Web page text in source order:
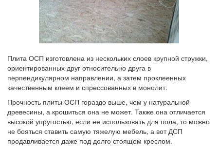
Плита ОСП изготовлена из нескольких слоев крупной стружки,
ориентированных друг относительно друга в
перпендикулярном направлении, а затем проклеенных
качественным клеем и спрессованных в монолит.
Прочность плиты ОСП гораздо выше, чем у натуральной
древесины, а крошиться она не может. Также она отличается
высокой упругостью, если ее использовать для пола, то можно
не бояться ставить самую тяжелую мебель, а вот ДСП
продавливается даже под долго стоящем креслом.